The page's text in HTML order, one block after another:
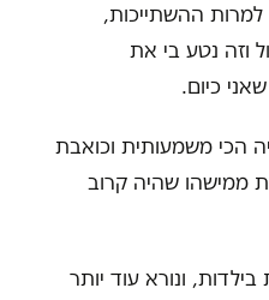
ההשתייכות,
וזה נטע בי את
כיום.
הכי משמעותית וכואבת
ממישהו שהיה קרוב
ונורא עוד יותר